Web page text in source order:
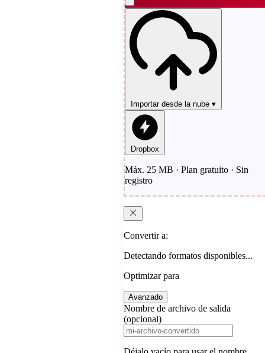
Importar desde la nube ▾
Dropbox
Máx. 25 MB · Plan gratuito · Sin
registro
Convertir a:
Detectando formatos disponibles...
Optimizar para
Avanzado
Nombre de archivo de salida
(opcional)